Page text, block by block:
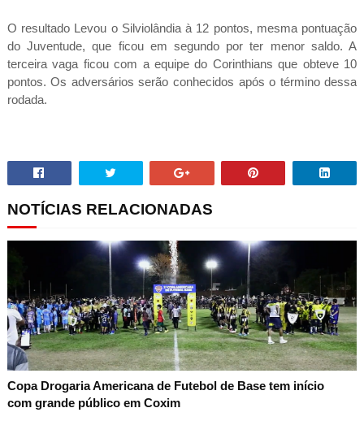
O resultado Levou o Silviolândia à 12 pontos, mesma pontuação
do Juventude, que ficou em segundo por ter menor saldo. A
terceira vaga ficou com a equipe do Corinthians que obteve 10
pontos. Os adversários serão conhecidos após o término dessa
rodada.
NOTÍCIAS RELACIONADAS
Copa Drogaria Americana de Futebol de Base tem início
com grande público em Coxim